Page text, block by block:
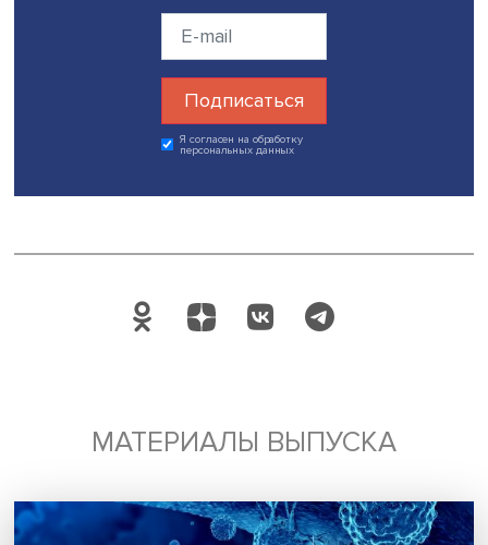
ресурсов. Рост заработных плат в 2023–2025 годах
следствием структурной балансировки рынка труда, и
сферы необходим экспертный контроль качества:
производительность школы нельзя оценивать только
выпускников на одного учителя, а больницы —
выписки пациентов.
«Если мы не научимся корректно измерять
ошибки здесь — не проценты ВВП, а здоровье и
Дата публикации: 29.05.2026